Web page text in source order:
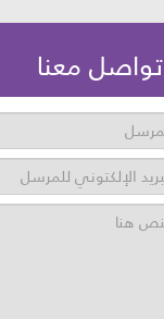
تواصل معنا